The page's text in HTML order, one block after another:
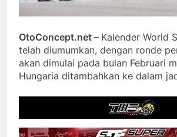
OtoConcept.net – Kalender World
telah diumumkan, dengan ronde
akan dimulai pada bulan Februari
Hungaria ditambahkan ke dalam